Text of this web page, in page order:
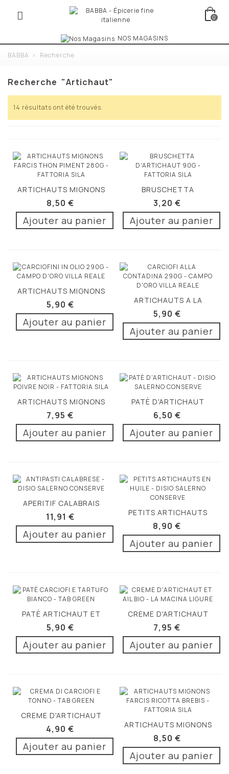
0
NOS MAGASINS
BABBA > Recherche
Recherche "artichaut"
14 résultats ont été trouvés.
ARTICHAUTS MIGNONS
FARCIS THON...
8,50 €
Ajouter au panier
BRUSCHETTA
D'ARTICHAUT 90G
3,20 €
Ajouter au panier
ARTICHAUTS MIGNONS
A...
5,90 €
Ajouter au panier
ARTICHAUTS A LA
CONTADINA 290G
5,90 €
Ajouter au panier
ARTICHAUTS MIGNONS
AU POIVRE...
7,95 €
Ajouter au panier
PATÈ D'ARTICHAUT
190G
6,50 €
Ajouter au panier
APERITIF CALABRAIS
490G
11,91 €
Ajouter au panier
PETITS ARTICHAUTS
EN HUILE 190G
8,90 €
Ajouter au panier
PATÈ ARTICHAUT ET
TRUFFE...
5,90 €
Ajouter au panier
CREME D'ARTICHAUT
ET AIL...
7,95 €
Ajouter au panier
CREME D'ARTICHAUT
ET THON 130G
4,90 €
Ajouter au panier
ARTICHAUTS MIGNONS
FARCIS...
8,50 €
Ajouter au panier